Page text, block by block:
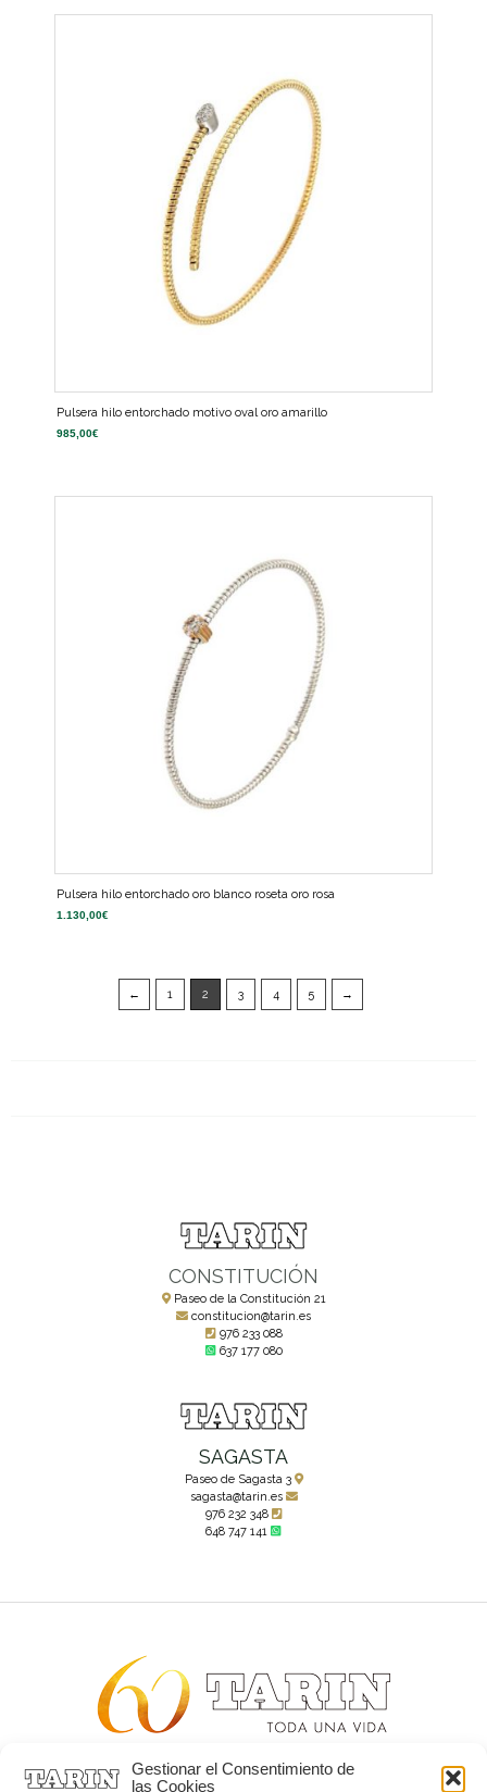
Gestionar el Consentimiento de
las Cookies
Pulsera hilo entorchado motivo oval oro amarillo
985,00€
Pulsera hilo entorchado oro blanco roseta oro rosa
1.130,00€
← 1 2 3 4 5 →
CONSTITUCIÓN
Paseo de la Constitución 21
constitucion@tarin.es
976 233 088
637 177 080
SAGASTA
Paseo de Sagasta 3
sagasta@tarin.es
976 232 348
648 747 141
Alta joyería desde 1963